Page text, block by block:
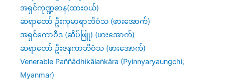
အရှင်ကုဏ္ဍဓာန(ထားဝယ်)
ဆရာတော် ဦးကုမာရာဘိဝံသ (ဖားအောက်)
အရှင်ကောဝိဒ (ဆိပ်ဖြူ) (ဖားအောက်)
ဆရာတော် ဦးဇနကာဘိဝံသ (ဖားအောက်)
Venerable Paññādhikālaṅkāra (Pyinnyaryaungchi,
Myanmar)